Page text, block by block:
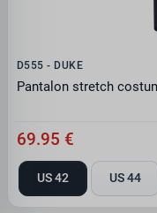
D555 - DUKE
69.95 €
US 42 US 44